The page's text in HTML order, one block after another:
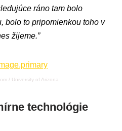
ráno tam bolo
bolo to pripomienkou toho v
žijeme.”
/ University of Arizona
technológie